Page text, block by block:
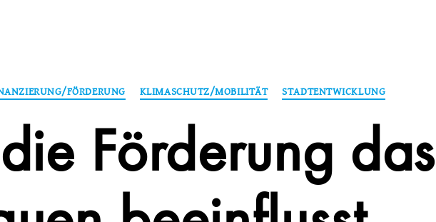
Kategorien
FÖRDERUNG KLIMASCHUTZ/MOBILITÄT STADTENTWICKLUNG
Förderung das